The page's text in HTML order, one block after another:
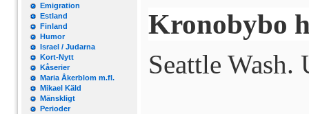
Emigration
Estland
Finland
Humor
Israel / Judarna
Kort-Nytt
Kåserier
Maria Åkerblom m.fl.
Mikael Käld
Mänskligt
Perioder
Kronobybo
Seattle Wash.